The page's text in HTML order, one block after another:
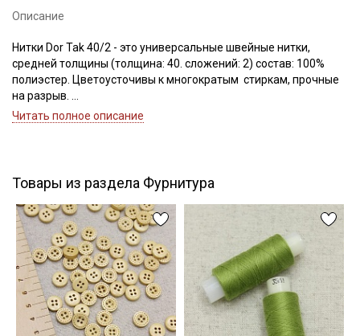
Описание
Нитки Dor Tak 40/2 - это универсальные швейные нитки,
средней толщины (толщина: 40. сложений: 2) состав: 100%
полиэстер. Цветоусточивы к многократым стиркам, прочные
на разрыв.
Если требуется подбор цвета — наш менеджер подберет для
Читать полное описание
Товары из раздела Фурнитура
Подписаться
Ознакомлен(а) с
данных
данных